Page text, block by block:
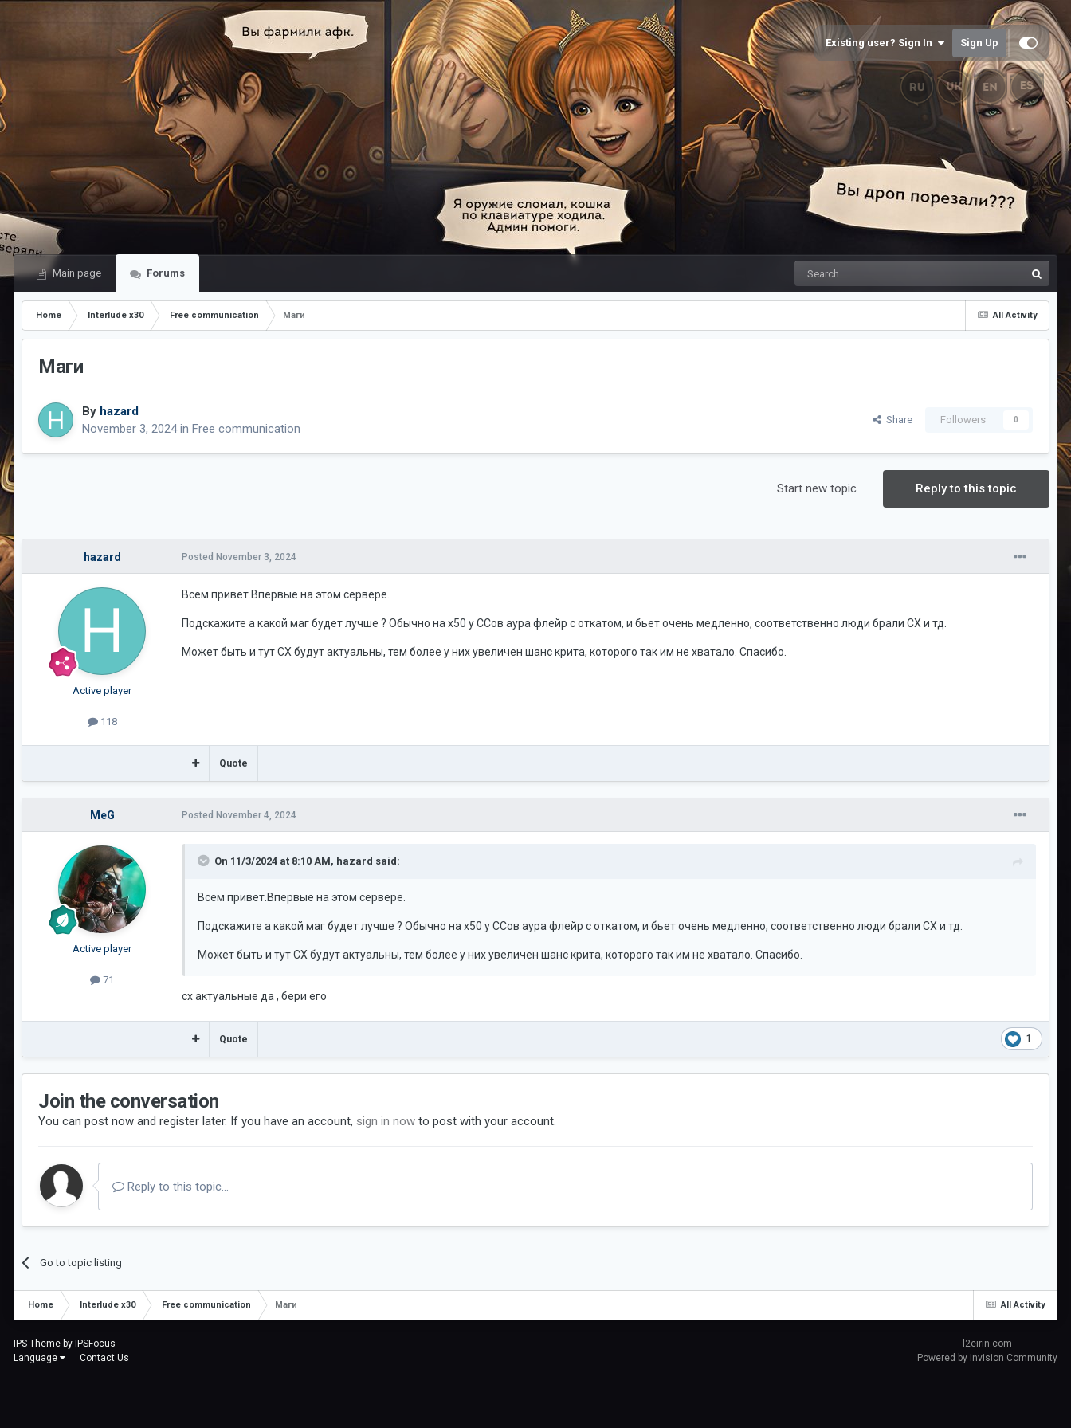
Existing user? Sign In Sign Up
Main page Forums
All Activity
Home Interlude x30 Free communication Маги
Маги
By hazard
November 3, 2024in Free communication
Share Followers 0
Reply to this topic
Start new topic
hazard
Active player
118
Posted November 3, 2024
Всем привет.Впервые на этом сервере.
Подскажите а какой маг будет лучше ? Обычно на х50 у ССов аура флейр с откатом, и бьет очень медленно, соответственно люди брали СХ и тд.
Может быть и тут СХ будут актуальны, тем более у них увеличен шанс крита, которого так им не хватало. Спасибо.
Quote
MeG
Active player
71
Posted November 4, 2024
On 11/3/2024 at 8:10 AM, hazard said:
Всем привет.Впервые на этом сервере.
Подскажите а какой маг будет лучше ? Обычно на х50 у ССов аура флейр с откатом, и бьет очень медленно, соответственно люди брали СХ и тд.
Может быть и тут СХ будут актуальны, тем более у них увеличен шанс крита, которого так им не хватало. Спасибо.
сх актуальные да , бери его
1
Quote
Join the conversation
You can post now and register later. If you have an account, sign in now to post with your account.
Reply to this topic...
Go to topic listing
All Activity
Home Interlude x30 Free communication Маги
IPS Theme by IPSFocus
Language
Contact Us
l2eirin.com
Powered by Invision Community